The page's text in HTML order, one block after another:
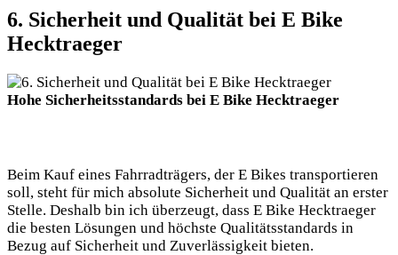
6. Sicherheit und Qualität bei E Bike
Hecktraeger
Hohe Sicherheitsstandards bei E Bike Hecktraeger
Beim Kauf eines Fahrradträgers, der E Bikes transportieren
soll, steht für mich absolute Sicherheit und Qualität an erster
Stelle. Deshalb bin ich überzeugt, dass E Bike Hecktraeger
die besten Lösungen und höchste Qualitätsstandards in
Bezug auf Sicherheit und Zuverlässigkeit bieten.